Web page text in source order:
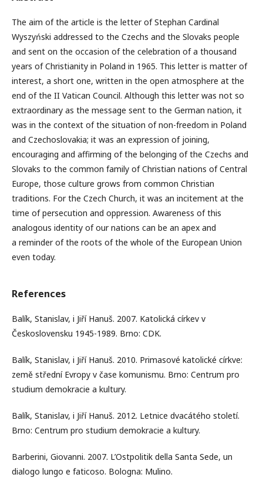
The aim of the article is the letter of Stephan Cardinal
Wyszyński addressed to the Czechs and the Slovaks people
and sent on the occasion of the celebration of a thousand
years of Christianity in Poland in 1965. This letter is matter of
interest, a short one, written in the open atmosphere at the
end of the II Vatican Council. Although this letter was not so
extraordinary as the message sent to the German nation, it
was in the context of the situation of non-freedom in Poland
and Czechoslovakia; it was an expression of joining,
encouraging and affirming of the belonging of the Czechs and
Slovaks to the common family of Christian nations of Central
Europe, those culture grows from common Christian
traditions. For the Czech Church, it was an incitement at the
time of persecution and oppression. Awareness of this
analogous identity of our nations can be an apex and
a reminder of the roots of the whole of the European Union
even today.
References
Balík, Stanislav, i Jiří Hanuš. 2007. Katolická církev v
Československu 1945-1989. Brno: CDK.
Balík, Stanislav, i Jiří Hanuš. 2010. Primasové katolické církve:
země střední Evropy v čase komunismu. Brno: Centrum pro
studium demokracie a kultury.
Balík, Stanislav, i Jiří Hanuš. 2012. Letnice dvacátého století.
Brno: Centrum pro studium demokracie a kultury.
Barberini, Giovanni. 2007. L’Ostpolitik della Santa Sede, un
dialogo lungo e faticoso. Bologna: Mulino.